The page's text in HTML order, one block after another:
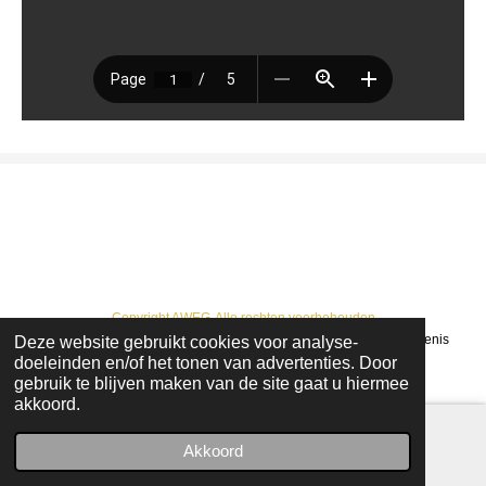
Deze website gebruikt cookies voor analyse-
doeleinden en/of het tonen van advertenties. Door
gebruik te blijven maken van de site gaat u hiermee
akkoord.
Akkoord
Copyright AWEG-Alle rechten voorbehouden
© 2022 - 2026 AWEG : Arendonkse Werkgroep Erfgoed en Geschiedenis
Powered byJouwWeb
E-mailadres